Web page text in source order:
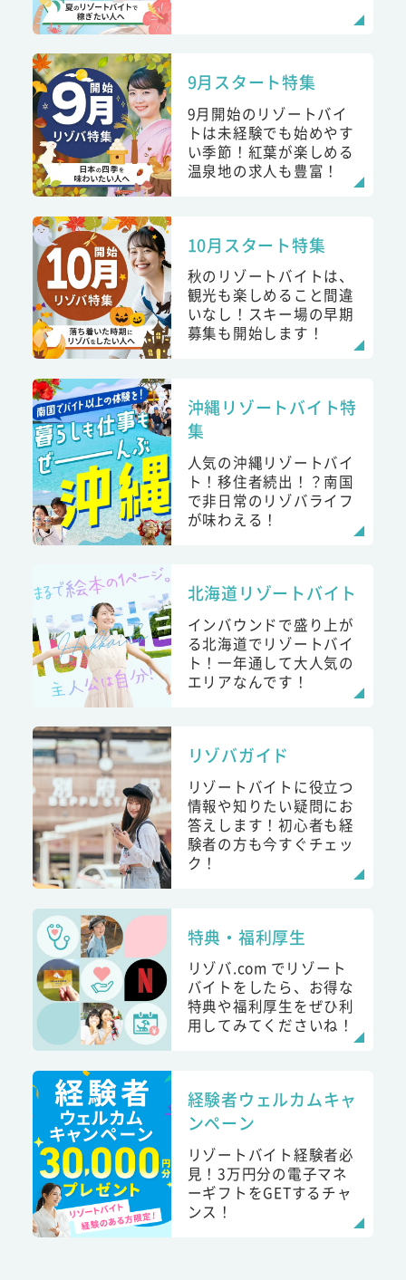
9月スタート特集
9月開始のリゾートバイ
トは未経験でも始めやす
い季節！紅葉が楽しめる
温泉地の求人も豊富！
10月スタート特集
秋のリゾートバイトは、
観光も楽しめること間違
いなし！スキー場の早期
募集も開始します！
沖縄リゾートバイト特
集
人気の沖縄リゾートバイ
ト！移住者続出！？南国
で非日常のリゾバライフ
が味わえる！
北海道リゾートバイト
インバウンドで盛り上が
る北海道でリゾートバイ
ト！一年通して大人気の
エリアなんです！
リゾバガイド
リゾートバイトに役立つ
情報や知りたい疑問にお
答えします！初心者も経
験者の方も今すぐチェッ
ク！
特典・福利厚生
リゾバ.com でリゾート
バイトをしたら、お得な
特典や福利厚生をぜひ利
用してみてくださいね！
経験者ウェルカムキャ
ンペーン
リゾートバイト経験者必
見！3万円分の電子マネ
ーギフトをGETするチャ
ンス！